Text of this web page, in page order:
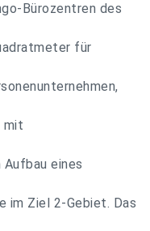
Bürozentren des
für
mit
eines
im Ziel 2-Gebiet. Das